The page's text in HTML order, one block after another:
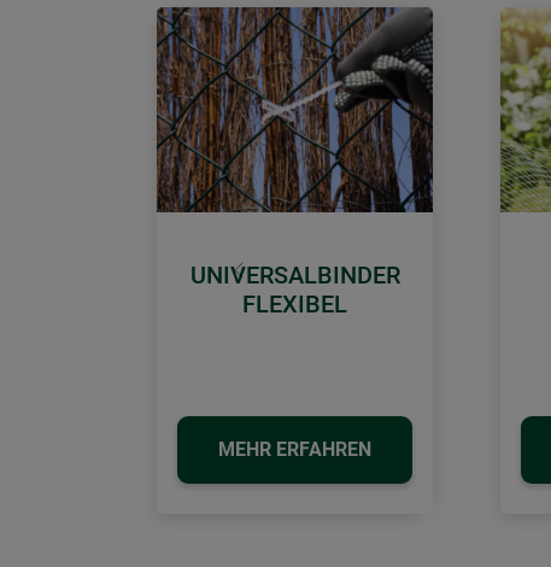
UNIVERSALBINDER
FLEXIBEL
MEHR ERFAHREN
Zurück